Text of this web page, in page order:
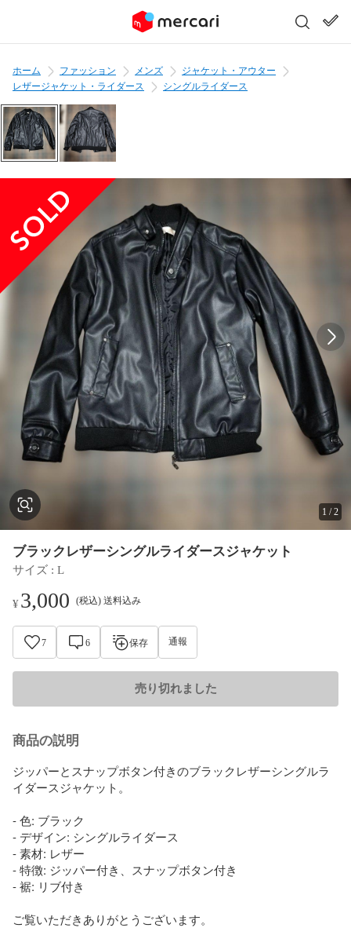
ホーム ファッション メンズ
ジャケット・アウター
レザージャケット・ライダース
シングルライダース
1 /2
ブラックレザーシングルライダースジャケット
サイズ : L
¥3,000 (税込) 送料込み
7 6 保存 通報
売り切れました
商品の説明
ジッパーとスナップボタン付きのブラックレザーシングルラ
イダースジャケット。
- 色: ブラック
- デザイン: シングルライダース
- 素材: レザー
- 特徴: ジッパー付き、スナップボタン付き
- 裾: リブ付き
ご覧いただきありがとうございます。